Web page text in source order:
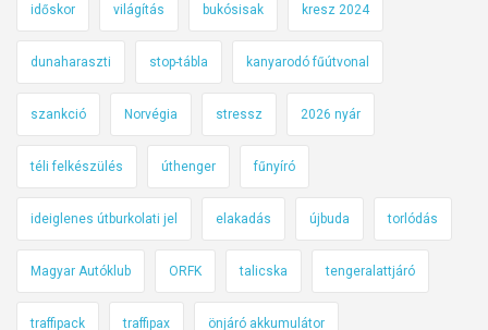
időskor világítás bukósisak kresz 2024
dunaharaszti stop-tábla kanyarodó fűútvonal
szankció Norvégia stressz 2026 nyár
téli felkészülés úthenger fűnyíró
ideiglenes útburkolati jel elakadás újbuda torlódás
Magyar Autóklub ORFK talicska tengeralattjáró
traffipack traffipax önjáró akkumulátor